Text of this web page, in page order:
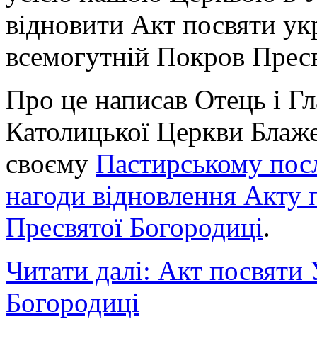
відновити Акт посвяти
всемогутній Покров
Про це написав Отець і
Католицької Церкви
своєму Пастирському
нагоди відновлення Акту
Пресвятої Богородиці.
Читати далі: Акт посвяти
Богородиці